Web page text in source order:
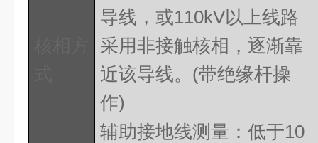
导线，或110kV以上线路
采用非接触核相，逐渐靠
近该导线。 (带绝缘杆操
作)
辅助接地线测量：低于10